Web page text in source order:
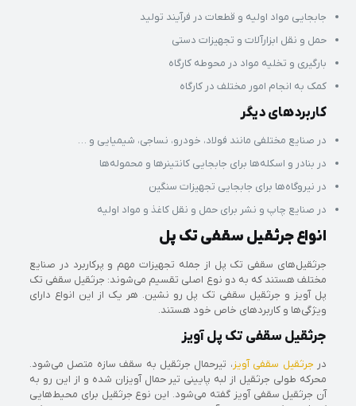
جابجایی مواد اولیه و قطعات در فرآیند تولید
حمل و نقل ابزارآلات و تجهیزات دستی
بارگیری و تخلیه مواد در محوطه کارگاه
کمک به انجام امور مختلف در کارگاه
کاربردهای دیگر
در صنایع مختلفی مانند فولاد، خودرو، نساجی، شیمیایی و …
در بنادر و اسکله‌ها برای جابجایی کانتینرها و محموله‌ها
در نیروگاه‌ها برای جابجایی تجهیزات سنگین
در صنایع چاپ و نشر برای حمل و نقل کاغذ و مواد اولیه
انواع جرثقیل سقفی تک پل
جرثقیل‌های سقفی تک پل از جمله تجهیزات مهم و پرکاربرد در صنایع
مختلف هستند که به دو نوع اصلی تقسیم می‌شوند: جرثقیل سقفی تک
پل آویز و جرثقیل سقفی تک پل رو نشین. هر یک از این انواع دارای
ویژگی‌ها و کاربردهای خاص خود هستند.
جرثقیل سقفی تک پل آویز
در جرثقیل سقفی آویز، تیرحمال جرثقیل به سقف سازه متصل می‌شود.
محرکه طولی جرثقیل از لبه پایینی تیر حمال آویزان شده و از این رو به
آن جرثقیل سقفی آویز گفته می‌شود. این نوع جرثقیل برای محیط‌هایی